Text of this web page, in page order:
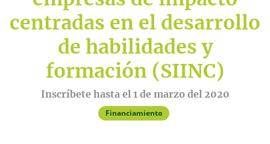
centradas en el desarrollo
de habilidades y
formación (SIINC)
Inscríbete hasta el 1 de marzo del 2020
Financiamiento